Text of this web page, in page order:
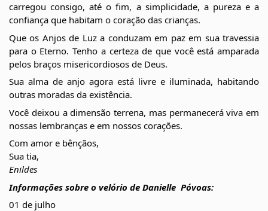
carregou consigo, até o fim, a simplicidade, a pureza e a
confiança que habitam o coração das crianças.
Que os Anjos de Luz a conduzam em paz em sua travessia
para o Eterno. Tenho a certeza de que você está amparada
pelos braços misericordiosos de Deus.
Sua alma de anjo agora está livre e iluminada, habitando
outras moradas da existência.
Você deixou a dimensão terrena, mas permanecerá viva em
nossas lembranças e em nossos corações.
Com amor e bênçãos,
Sua tia,
Enildes
Informações sobre o velório de Danielle  Póvoas:
01 de julho